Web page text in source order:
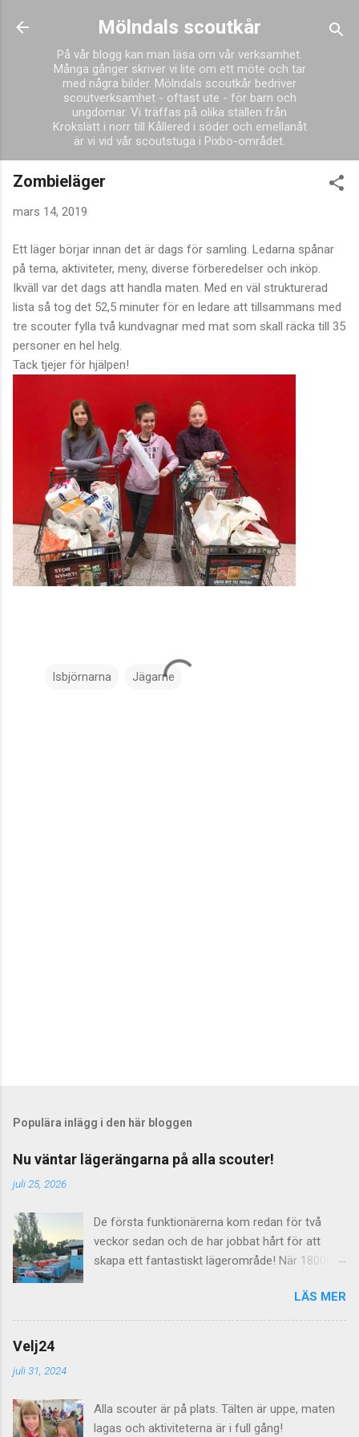
Fortsätt till huvudinnehåll
Mölndals scoutkår
På vår blogg kan man läsa om vår verksamhet.
Många gånger skriver vi lite om ett möte och tar
med några bilder. Mölndals scoutkår bedriver
scoutverksamhet - oftast ute - för barn och
ungdomar. Vi träffas på olika ställen från
Krokslätt i norr till Kållered i söder och emellanåt
är vi vid vår scoutstuga i Pixbo-området.
Zombieläger
mars 14, 2019
Ett läger börjar innan det är dags för samling. Ledarna spånar
på tema, aktiviteter, meny, diverse förberedelser och inköp.
Ikväll var det dags att handla maten. Med en väl strukturerad
lista så tog det 52,5 minuter för en ledare att tillsammans med
tre scouter fylla två kundvagnar med mat som skall räcka till 35
personer en hel helg.
Tack tjejer för hjälpen!
Isbjörnarna Jägarne
Populära inlägg i den här bloggen
Nu väntar lägerängarna på alla scouter!
juli 25, 2026
De första funktionärerna kom redan för två
veckor sedan och de har jobbat hårt för att
skapa ett fantastiskt lägerområde! När 18000
det inte med några dass utan här behövs det
dras både el, vatten och avlopp för att allt skall
LÄS MER
Velj24
juli 31, 2024
Alla scouter är på plats. Tälten är uppe, maten
lagas och aktiviteterna är i full gång!